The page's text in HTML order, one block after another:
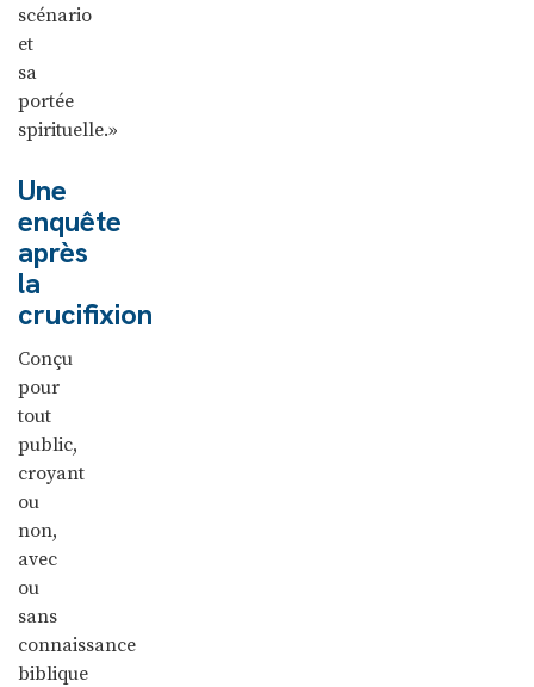
scénario
et
sa
portée
spirituelle.»
Une
enquête
après
la
crucifixion
Conçu
pour
tout
public,
croyant
ou
non,
avec
ou
sans
connaissance
biblique